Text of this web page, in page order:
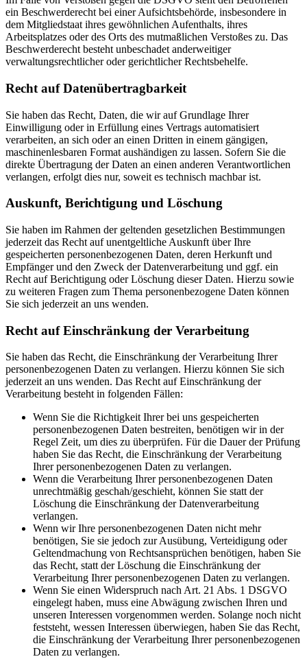
ein Beschwerderecht bei einer Aufsichtsbehörde, insbesondere in
dem Mitgliedstaat ihres gewöhnlichen Aufenthalts, ihres
Arbeitsplatzes oder des Orts des mutmaßlichen Verstoßes zu. Das
Beschwerderecht besteht unbeschadet anderweitiger
verwaltungsrechtlicher oder gerichtlicher Rechtsbehelfe.
Recht auf Daten­übertrag­barkeit
Sie haben das Recht, Daten, die wir auf Grundlage Ihrer
Einwilligung oder in Erfüllung eines Vertrags automatisiert
verarbeiten, an sich oder an einen Dritten in einem gängigen,
maschinenlesbaren Format aushändigen zu lassen. Sofern Sie die
direkte Übertragung der Daten an einen anderen Verantwortlichen
verlangen, erfolgt dies nur, soweit es technisch machbar ist.
Auskunft, Berichtigung und Löschung
Sie haben im Rahmen der geltenden gesetzlichen Bestimmungen
jederzeit das Recht auf unentgeltliche Auskunft über Ihre
gespeicherten personenbezogenen Daten, deren Herkunft und
Empfänger und den Zweck der Datenverarbeitung und ggf. ein
Recht auf Berichtigung oder Löschung dieser Daten. Hierzu sowie
zu weiteren Fragen zum Thema personenbezogene Daten können
Sie sich jederzeit an uns wenden.
Recht auf Einschränkung der Verarbeitung
Sie haben das Recht, die Einschränkung der Verarbeitung Ihrer
personenbezogenen Daten zu verlangen. Hierzu können Sie sich
jederzeit an uns wenden. Das Recht auf Einschränkung der
Verarbeitung besteht in folgenden Fällen:
Wenn Sie die Richtigkeit Ihrer bei uns gespeicherten
personenbezogenen Daten bestreiten, benötigen wir in der
Regel Zeit, um dies zu überprüfen. Für die Dauer der Prüfung
haben Sie das Recht, die Einschränkung der Verarbeitung
Ihrer personenbezogenen Daten zu verlangen.
Wenn die Verarbeitung Ihrer personenbezogenen Daten
unrechtmäßig geschah/geschieht, können Sie statt der
Löschung die Einschränkung der Datenverarbeitung
verlangen.
Wenn wir Ihre personenbezogenen Daten nicht mehr
benötigen, Sie sie jedoch zur Ausübung, Verteidigung oder
Geltendmachung von Rechtsansprüchen benötigen, haben Sie
das Recht, statt der Löschung die Einschränkung der
Verarbeitung Ihrer personenbezogenen Daten zu verlangen.
Wenn Sie einen Widerspruch nach Art. 21 Abs. 1 DSGVO
eingelegt haben, muss eine Abwägung zwischen Ihren und
unseren Interessen vorgenommen werden. Solange noch nicht
feststeht, wessen Interessen überwiegen, haben Sie das Recht,
die Einschränkung der Verarbeitung Ihrer personenbezogenen
Daten zu verlangen.